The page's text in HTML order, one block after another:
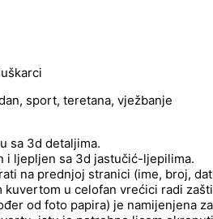
sport, teretana, vježbanje
sa 3d detaljima.
i ljepljen sa 3d jastučić-ljepilima.
na prednjoj stranici (ime, broj,
kuvertom u celofan vrećici radi
od foto papira) je namijenjena